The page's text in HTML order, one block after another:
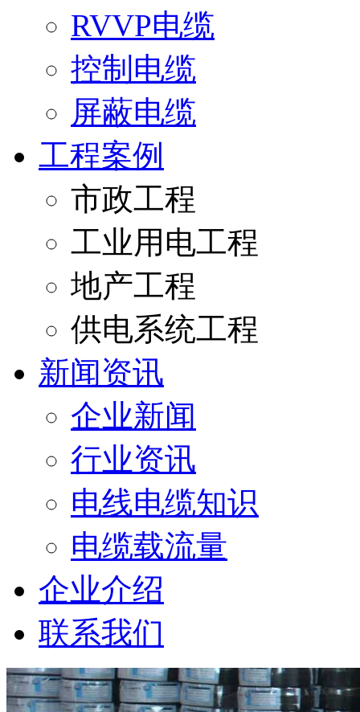
RVVP电缆
控制电缆
屏蔽电缆
工程案例
市政工程
工业用电工程
地产工程
供电系统工程
新闻资讯
企业新闻
行业资讯
电线电缆知识
电缆载流量
企业介绍
联系我们